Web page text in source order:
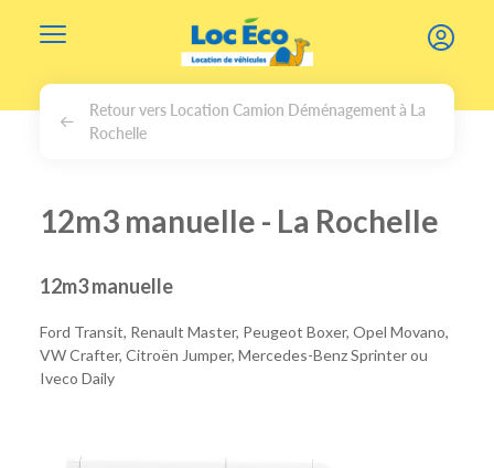
Retour vers Location Camion Déménagement à La
Rochelle
12m3 manuelle - La Rochelle
12m3 manuelle
Ford Transit, Renault Master, Peugeot Boxer, Opel Movano,
VW Crafter, Citroën Jumper, Mercedes-Benz Sprinter ou
Iveco Daily